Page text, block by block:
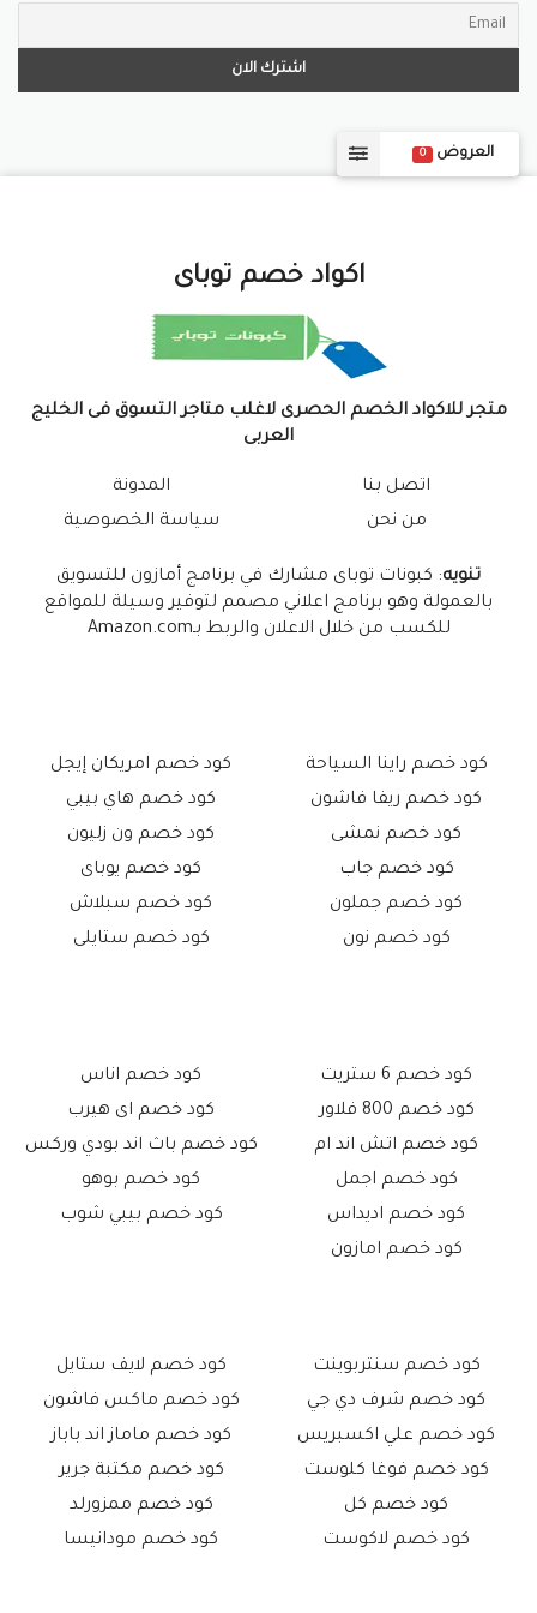
العروض 0
التصميم الأنيق والمميز ، وذلك من خلال توفير كوبون اديداس
اكواد خصم توباى
متجر للاكواد الخصم الحصرى لاغلب متاجر التسوق فى الخليج
العربى
اتصل بنا
من نحن
المدونة
سياسة الخصوصية
تنويه: كبونات توباى مشارك في برنامج أمازون للتسويق
بالعمولة وهو برنامج اعلاني مصمم لتوفير وسيلة للمواقع
للكسب من خلال الاعلان والربط بـAmazon.com
كود خصم راينا السياحة
كود خصم ريفا فاشون
كود خصم نمشى
كود خصم جاب
كود خصم جملون
كود خصم نون
كود خصم امريكان إيجل
كود خصم هاي بيبي
كود خصم ون زليون
كود خصم يوباى
كود خصم سبلاش
كود خصم ستايلى
كود خصم 6 ستريت
كود خصم 800 فلاور
كود خصم اتش اند ام
كود خصم اجمل
كود خصم اديداس
كود خصم امازون
كود خصم اناس
كود خصم اى هيرب
كود خصم باث اند بودي وركس
كود خصم بوهو
كود خصم بيبي شوب
كود خصم سنتربوينت
كود خصم شرف دي جي
كود خصم علي اكسبريس
كود خصم فوغا كلوست
كود خصم كل
كود خصم لاكوست
كود خصم لايف ستايل
كود خصم ماكس فاشون
كود خصم ماماز اند باباز
كود خصم مكتبة جرير
كود خصم ممزورلد
كود خصم مودانيسا